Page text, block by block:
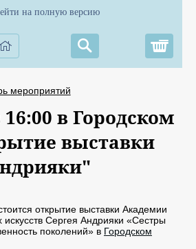
на полную версию
мероприятий
в Городском
выставки
открытие выставки Академии
Сергея Андрияки «Сестры
поколений» в Городском